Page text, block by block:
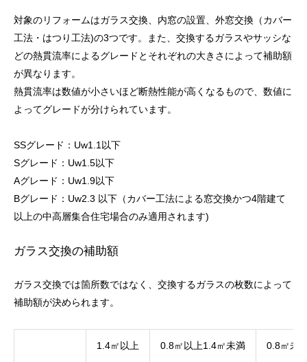
対象のリフォームはガラス交換、内窓の設置、外窓交換（カバー
工法・はつり工法)の3つです。また、交換するガラスやサッシな
どの熱貫流率によるグレードとそれぞれの大きさによって補助額
が異なります。
熱貫流率は数値が小さいほど断熱性能が高くなるもので、数値に
よってグレードが分けられています。
SSグレード：Uw1.1以下
Sグレード：Uw1.5以下
Aグレード：Uw1.9以下
Bグレード：Uw2.3 以下（カバー工法による窓交換かつ4階建て
以上の中高層集合住宅場合のみ適用されます)
ガラス交換の補助額
ガラス交換では箇所数ではなく、交換するガラスの枚数によって
補助額が決められます。
1.4㎡以上 0.8㎡以上1.4㎡未満 0.8㎡未